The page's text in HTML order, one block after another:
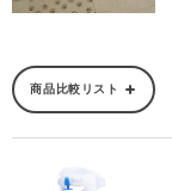
商品比較リスト